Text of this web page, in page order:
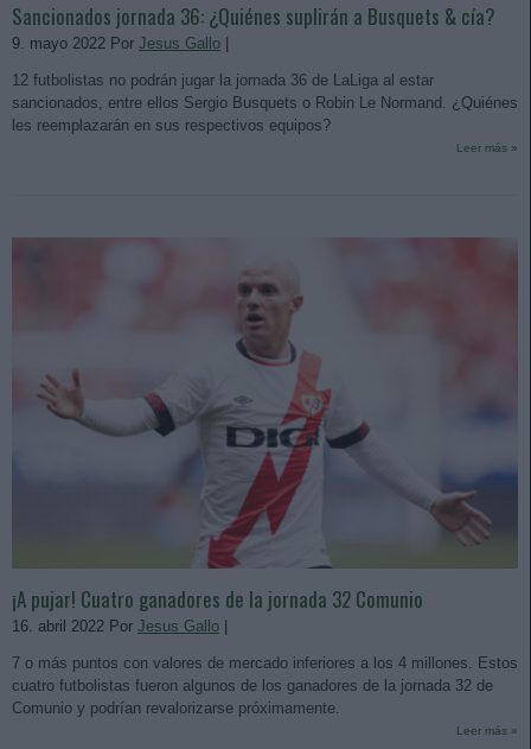
Sancionados jornada 36: ¿Quiénes suplirán a Busquets & cía?
9. mayo 2022 Por Jesus Gallo
12 futbolistas no podrán jugar la jornada 36 de LaLiga al estar
sancionados, entre ellos Sergio Busquets o Robin Le Normand. ¿Quiénes
les reemplazarán en sus respectivos equipos?
Leer más »
¡A pujar! Cuatro ganadores de la jornada 32 Comunio
16. abril 2022 Por Jesus Gallo
7 o más puntos con valores de mercado inferiores a los 4 millones. Estos
cuatro futbolistas fueron algunos de los ganadores de la jornada 32 de
Comunio y podrían revalorizarse próximamente.
Leer más »